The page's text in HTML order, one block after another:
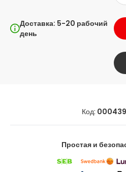
Доставка: 5-20 рабочий
день
Код:
Простая и